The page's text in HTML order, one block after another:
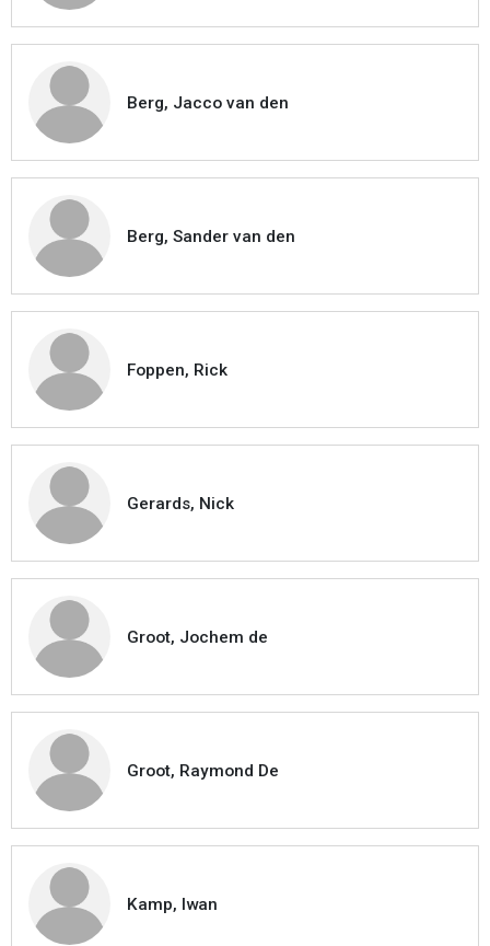
Berg, Jacco van den
Berg, Sander van den
Foppen, Rick
Gerards, Nick
Groot, Jochem de
Groot, Raymond De
Kamp, Iwan